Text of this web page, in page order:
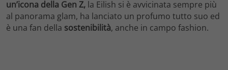
un’icona della Gen Z, la Eilish si è avvicinata sempre più
al panorama glam, ha lanciato un profumo tutto suo ed
è una fan della sostenibilità, anche in campo fashion.